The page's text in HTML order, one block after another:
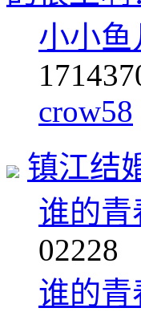
小小鱼
17
crow58
镇江结
谁的青
02228
谁的青